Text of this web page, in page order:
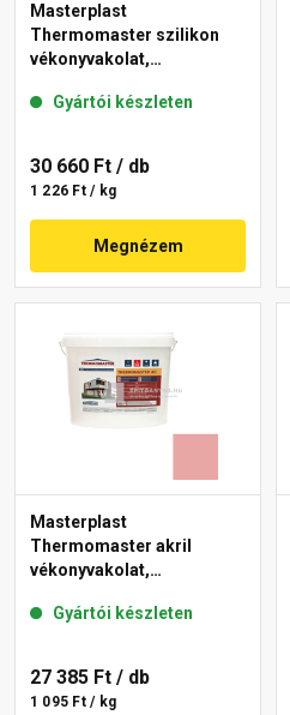
Masterplast
Thermomaster szilikon
vékonyvakolat,
22-D 25 kg
Gyártói készleten
30 660 Ft / db
1 226 Ft / kg
Megnézem
Masterplast
Thermomaster akril
vékonyvakolat,
21-E 25 kg
Gyártói készleten
27 385 Ft / db
1 095 Ft / kg